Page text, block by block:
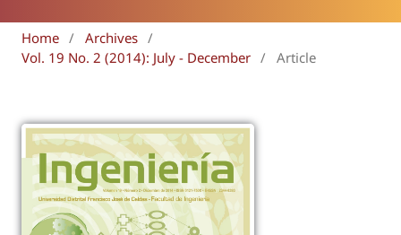
Home / Archives /
Vol. 19 No. 2 (2014): July - December / Article